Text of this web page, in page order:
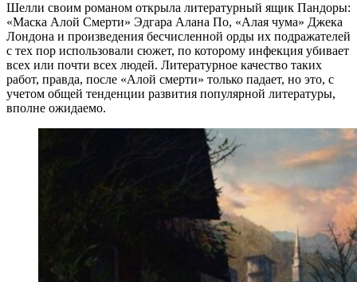
Шелли своим романом открыла литературный ящик Пандоры:
«Маска Алой Смерти» Эдгара Алана По, «Алая чума» Джека
Лондона и произведения бесчисленной орды их подражателей
с тех пор использовали сюжет, по которому инфекция убивает
всех или почти всех людей. Литературное качество таких
работ, правда, после «Алой смерти» только падает, но это, с
учетом общей тенденции развития популярной литературы,
вполне ожидаемо.